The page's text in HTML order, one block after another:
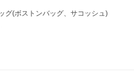
グ(ボストンバッグ、サコッシュ)